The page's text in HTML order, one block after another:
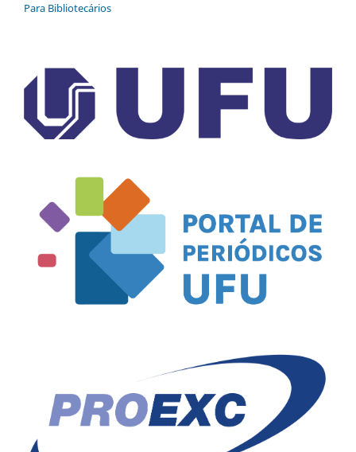
Para Bibliotecários